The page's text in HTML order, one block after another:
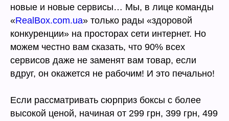
новые и новые сервисы… Мы, в лице команды
«RealBox.com.ua» только рады «здоровой
конкуренции» на просторах сети интернет. Но
можем честно вам сказать, что 90% всех
сервисов даже не заменят вам товар, если
вдруг, он окажется не рабочим! И это печально!
Если рассматривать сюрприз боксы с более
высокой ценой, начиная от 299 грн, 399 грн, 499